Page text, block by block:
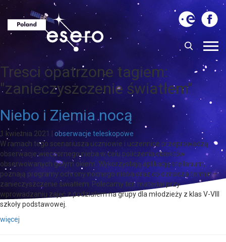
Tresci opatrzone tagiem:
"zanieczyszczenie światłem"
Niebo i Ziemia nocą
1 kwietnia 2021 | obserwacje teleskopowe
W ramach tego scenariusza uczniowie i uczennice przeprowadzą
obserwacje wieczornego nieba w celu policzenia obiektów
obserwowanych gołym okiem. Wykorzystają aplikację stellarium,
poznają programy ochrony nocnego nieba oraz co oznacza termin –
zanieczyszczenie światłem. Polecamy ten materiał przy
wprowadzaniu zajęć z podziałem na grupy dla młodzieży z klas V-VIII
szkoły podstawowej.
więcej